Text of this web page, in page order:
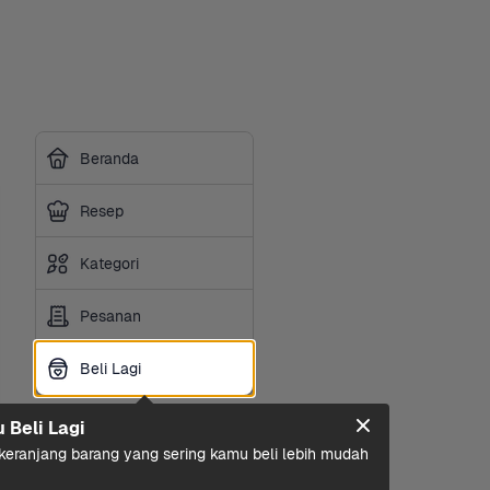
Beranda
Resep
Kategori
Pesanan
Beli Lagi
Beli Lagi
Beli Lagi
barang yang sering kamu beli lebih mudah